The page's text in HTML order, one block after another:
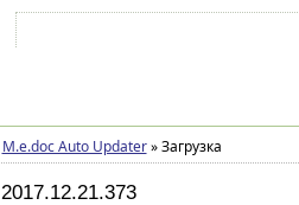
M.e.doc Auto Updater »Загрузка
2017.12.21.373